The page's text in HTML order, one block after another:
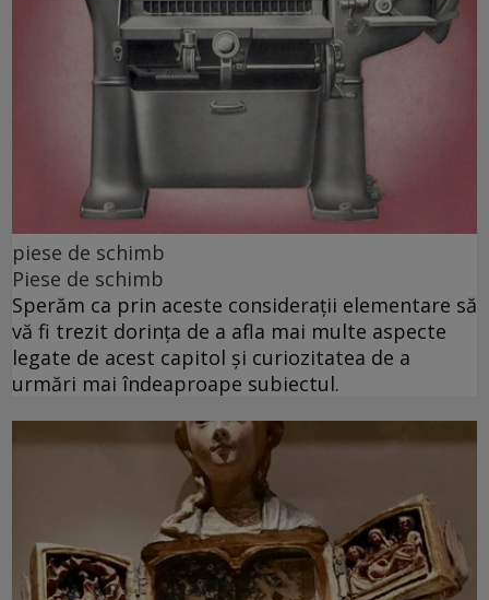
piese de schimb
Piese de schimb
Sperăm ca prin aceste considerații elementare să
vă fi trezit dorința de a afla mai multe aspecte
legate de acest capitol și curiozitatea de a
urmări mai îndeaproape subiectul.